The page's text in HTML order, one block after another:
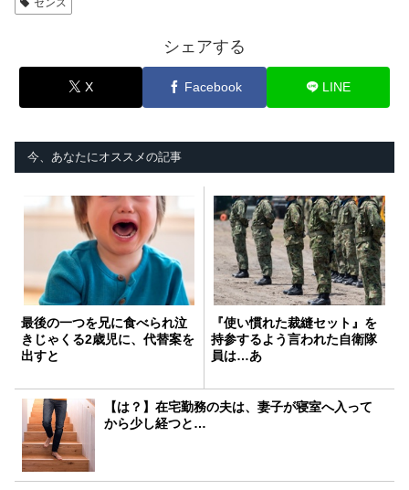
センス
シェアする
X Facebook LINE
今、あなたにオススメの記事
最後の一つを兄に食べられ泣
きじゃくる2歳児に、代替案を
出すと
『使い慣れた裁縫セット』を
持参するよう言われた自衛隊
員は…あ
【は？】在宅勤務の夫は、妻子が寝室へ入って
から少し経つと…